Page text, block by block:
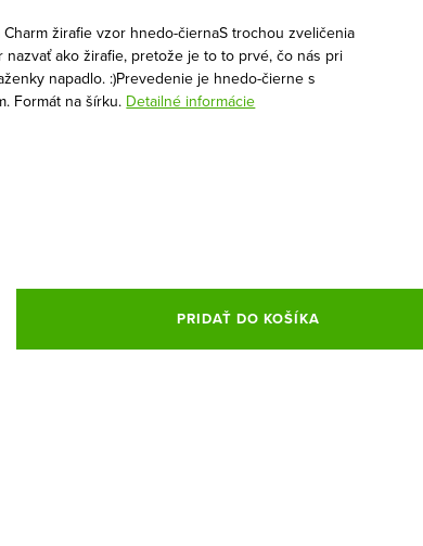
Charm žirafie vzor hnedo-čiernaS trochou zveličenia
nazvať ako žirafie, pretože je to to prvé, čo nás pri
napadlo. :)Prevedenie je hnedo-čierne s
Formát na šírku. Detailné informácie
PRIDAŤ DO KOŠÍKA